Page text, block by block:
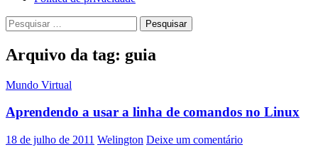
Pesquisar
por:
Arquivo da tag: guia
Mundo Virtual
Aprendendo a usar a linha de comandos no Linux
18 de julho de 2011 Welington Deixe um comentário